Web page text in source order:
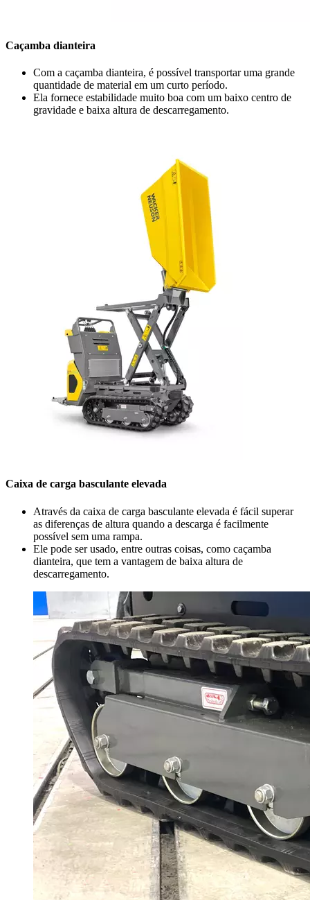
Caçamba dianteira
Com a caçamba dianteira, é possível transportar uma grande
quantidade de material em um curto período.
Ela fornece estabilidade muito boa com um baixo centro de
gravidade e baixa altura de descarregamento.
Caixa de carga basculante elevada
Através da caixa de carga basculante elevada é fácil superar
as diferenças de altura quando a descarga é facilmente
possível sem uma rampa.
Ele pode ser usado, entre outras coisas, como caçamba
dianteira, que tem a vantagem de baixa altura de
descarregamento.